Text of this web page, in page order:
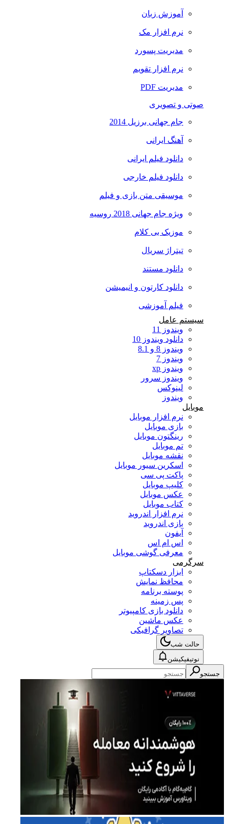
آموزش زبان
نرم افزار مک
مدیریت پسورد
نرم افزار تقویم
مدیریت PDF
صوتی و تصویری
جام جهانی برزیل 2014
آهنگ ایرانی
دانلود فیلم ایرانی
دانلود فیلم خارجی
موسیقی متن بازی و فیلم
ویژه جام جهانی 2018 روسیه
موزیک بی کلام
تیتراژ سریال
دانلود مستند
دانلود کارتون و انیمیشن
فیلم آموزشی
سیستم عامل
ویندوز 11
دانلود ویندوز 10
ویندوز 8 و 8.1
ویندوز 7
ویندوز xp
ویندوز سرور
لینوکس
ویندوز
موبایل
نرم افزار موبایل
بازی موبایل
رینگتون موبایل
تم موبایل
نقشه موبایل
اسکرین سیور موبایل
پاکت پی سی
کلیپ موبایل
عکس موبایل
کتاب موبایل
نرم افزار اندروید
بازی اندروید
آیفون
اس ام اس
معرفی گوشی موبایل
سرگرمی
ابزار دسکتاپ
محافظ نمایش
پوسته برنامه
پس زمینه
دانلود بازی کامپیوتر
عکس ماشین
تصاویر گرافیکی
حالت شب
نوتیفیکیشن
جستجو